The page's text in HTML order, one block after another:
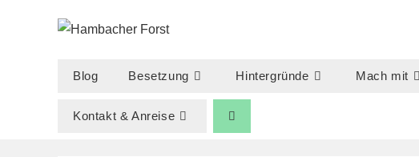
Blog Besetzung Hintergründe Mach mit
Kontakt & Anreise